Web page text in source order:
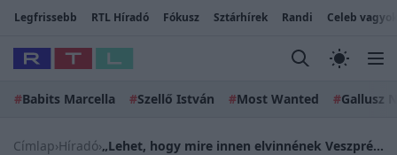
Legfrissebb RTL Híradó Fókusz Sztárhírek Randi Celeb
#Babits Marcella #Szellő István #Most Wanted #Gallusz
Címlap›Híradó› „Lehet, hogy mire innen elvinnének Veszprémbe, útközben meghalok, ki felel érte?” – Civilek tiltakoztak Ajkán a sürgősségi osztály bezárása ellen